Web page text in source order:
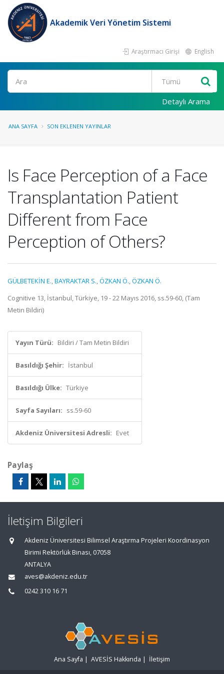
Akademik Veri Yönetim Sistemi
Araştırmacı Girişi English
Ara
Detaylı Arama
ANA SAYFA SON EKLENEN YAYINLAR
Is Face Perception of a Face
Transplantation Patient
Different from Face
Perception of Others?
GÜLBETEKİN E.,BAYRAKTAR S.,ÖZKAN Ö.,ÖZKAN Ö.
Cognitive 13, İstanbul, Türkiye, 19 - 22 Mayıs 2016, ss.59-60, (Tam
Metin Bildiri)
Yayın Türü: Bildiri / Tam Metin Bildiri
Basıldığı Şehir: İstanbul
Basıldığı Ülke: Türkiye
Sayfa Sayıları: ss.59-60
Akdeniz Üniversitesi Adresli: Evet
Paylaş
İletişim Bilgileri
Akdeniz Üniversitesi Bilimsel Araştırma Projeleri Koordinasyon
Birimi Rektörlük Binası, 07058
ANTALYA
aves@akdeniz.edu.tr
0242 310 16 71
Ana Sayfa | AVESİS Hakkında | İletişim